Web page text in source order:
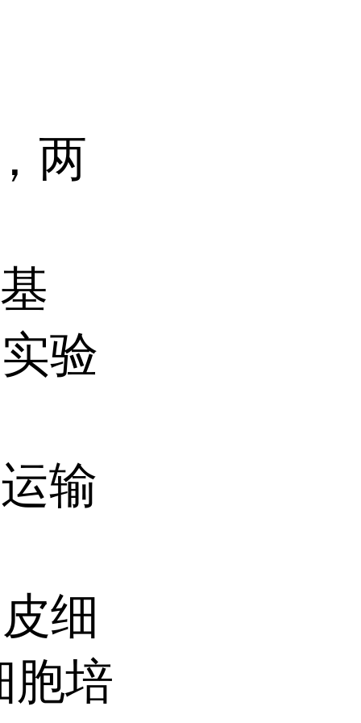
两
验
输
细
胞培